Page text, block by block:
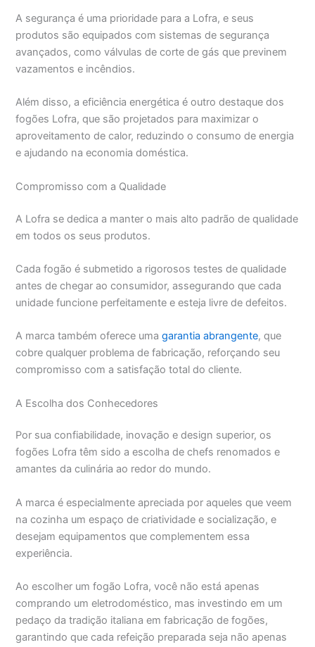
A segurança é uma prioridade para a Lofra, e seus
produtos são equipados com sistemas de segurança
avançados, como válvulas de corte de gás que previnem
vazamentos e incêndios.
Além disso, a eficiência energética é outro destaque dos
fogões Lofra, que são projetados para maximizar o
aproveitamento de calor, reduzindo o consumo de energia
e ajudando na economia doméstica.
Compromisso com a Qualidade
A Lofra se dedica a manter o mais alto padrão de qualidade
em todos os seus produtos.
Cada fogão é submetido a rigorosos testes de qualidade
antes de chegar ao consumidor, assegurando que cada
unidade funcione perfeitamente e esteja livre de defeitos.
A marca também oferece umagarantia abrangente, que
cobre qualquer problema de fabricação, reforçando seu
compromisso com a satisfação total do cliente.
A Escolha dos Conhecedores
Por sua confiabilidade, inovação e design superior, os
fogões Lofra têm sido a escolha de chefs renomados e
amantes da culinária ao redor do mundo.
A marca é especialmente apreciada por aqueles que veem
na cozinha um espaço de criatividade e socialização, e
desejam equipamentos que complementem essa
experiência.
Ao escolher um fogão Lofra, você não está apenas
comprando um eletrodoméstico, mas investindo em um
pedaço da tradição italiana em fabricação de fogões,
garantindo que cada refeição preparada seja não apenas